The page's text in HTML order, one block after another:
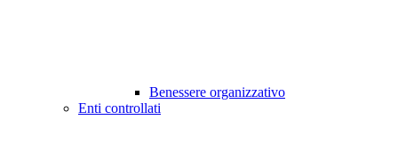
Benessere organizzativo
Enti controllati